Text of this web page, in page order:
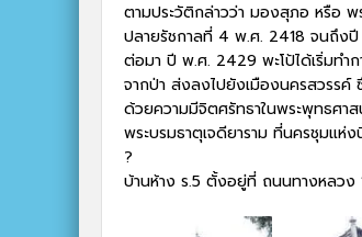
ตามประวัติกล่าวว่า มองสุภอ หรือ พร
ปลายรัชกาลที่ 4 พ.ศ. 2418 จนถึง
ต่อมา ปี พ.ศ. 2429 พะโป้ได้เริ่มทำก
จากป่า ส่งลงไปยังเมืองนครสวรร
ด้วยความมีจิตศรัทธาในพระพุทธศา
พระบรมธาตุเจดียาราม ที่นครชุมแห่ง
?
บ้านห้าง ร.5 ตั้งอยู่ที่ ถนนทางหลวง